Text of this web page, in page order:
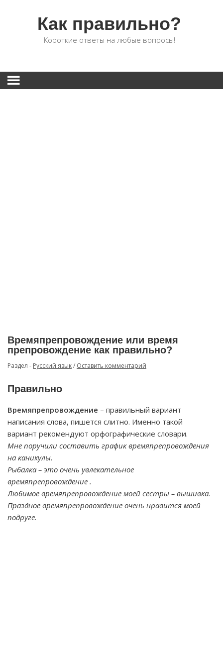
Как правильно?
Короткие ответы на любые вопросы!
Времяпрепровождение или время
препровождение как правильно?
Раздел - Русский язык/ Оставить комментарий
Правильно
Времяпрепровождение – правильный вариант
написания слова, пишется слитно. Именно такой
вариант рекомендуют орфографические словари.
Мне поручили составить график времяпрепровождения
на каникулы.
Рыбалка – это очень увлекательное
времяпрепровождение .
Любимое времяпрепровождение моей сестры – вышивка.
Праздное времяпрепровождение очень нравится моей
подруге.